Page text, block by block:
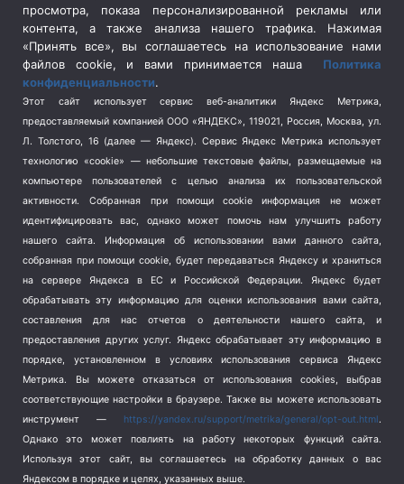
Социальная политика
(3)
Спецоперация в Украине
Спецоперация на Украине
(404)
Спорт (740)
Терроризм (1)
Транспорт (262)
Туризм (178)
Флот (76)
Школа и спорт (2)
Экология (8)
Экономика (1172)
просмотра, показа персонализированной рекламы или
контента, а также анализа нашего трафика. Нажимая
«Принять все», вы соглашаетесь на использование нами
файлов cookie, и вами принимается наша Политика
конфиденциальности.
Этот сайт использует сервис веб-аналитики Яндекс Метрика,
предоставляемый компанией ООО «ЯНДЕКС», 119021, Россия, Москва, ул.
Л. Толстого, 16 (далее — Яндекс). Сервис Яндекс Метрика использует
технологию «cookie» — небольшие текстовые файлы, размещаемые на
компьютере пользователей с целью анализа их пользовательской
активности.
Собранная при помощи cookie информация не может
идентифицировать вас, однако может помочь нам улучшить работу
нашего сайта. Информация об использовании вами данного сайта,
собранная при помощи cookie, будет передаваться Яндексу и храниться
на сервере Яндекса в ЕС и Российской Федерации. Яндекс будет
обрабатывать эту информацию для оценки использования вами сайта,
составления для нас отчетов о деятельности нашего сайта, и
предоставления других услуг. Яндекс обрабатывает эту информацию в
порядке, установленном в условиях использования сервиса Яндекс
Метрика.
Вы можете отказаться от использования cookies, выбрав
соответствующие настройки в браузере. Также вы можете использовать
инструмент — https://yandex.ru/support/metrika/general/opt-out.html.
Однако это может повлиять на работу некоторых функций сайта.
Используя этот сайт, вы соглашаетесь на обработку данных о вас
Яндексом в порядке и целях, указанных выше.